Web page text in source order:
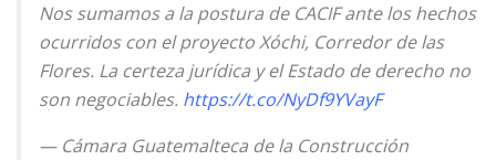
Nos sumamos a la postura de CACIF ante los hechos
ocurridos con el proyecto Xóchi, Corredor de las
Flores. La certeza jurídica y el Estado de derecho no
son negociables. https://t.co/NyDf9YVayF
— Cámara Guatemalteca de la Construcción